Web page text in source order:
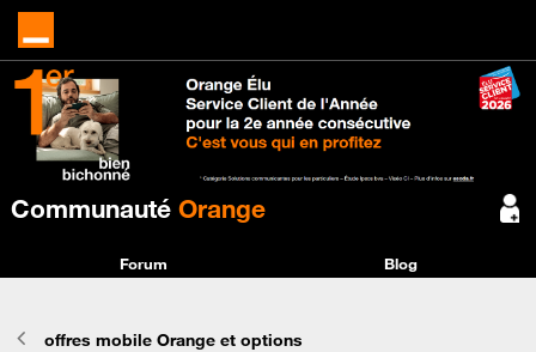
Communauté Orange
Forum Blog
offres mobile Orange et options